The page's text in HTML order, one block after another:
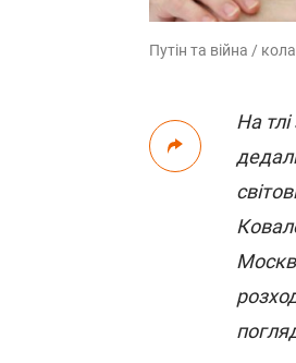
Путін та війна /
На